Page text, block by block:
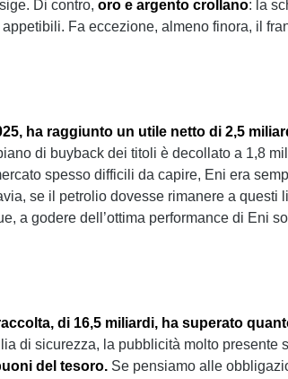
Di contro, oro e argento crollano: la
Fa eccezione, almeno finora, il
ha raggiunto un utile netto di 2,5
di buyback dei titoli è decollato a 1,8
spesso difficili da capire, Eni era
se il petrolio dovesse rimanere a questi
a godere dell’ottima performance di Eni
di 16,5 miliardi, ha superato
di sicurezza, la pubblicità molto presente
del tesoro. Se pensiamo alle